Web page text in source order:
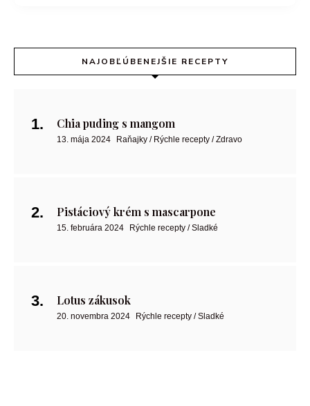
NAJOBĽÚBENEJŠIE RECEPTY
Chia puding s mangom
13. mája 2024 Raňajky / Rýchle recepty / Zdravo
Pistáciový krém s mascarpone
15. februára 2024 Rýchle recepty / Sladké
Lotus zákusok
20. novembra 2024 Rýchle recepty / Sladké